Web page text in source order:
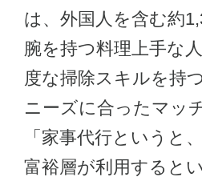
は、外国人を含む約
腕を持つ料理上手な
度な掃除スキルを持
ニーズに合ったマッ
「家事代行というと
富裕層が利用すると